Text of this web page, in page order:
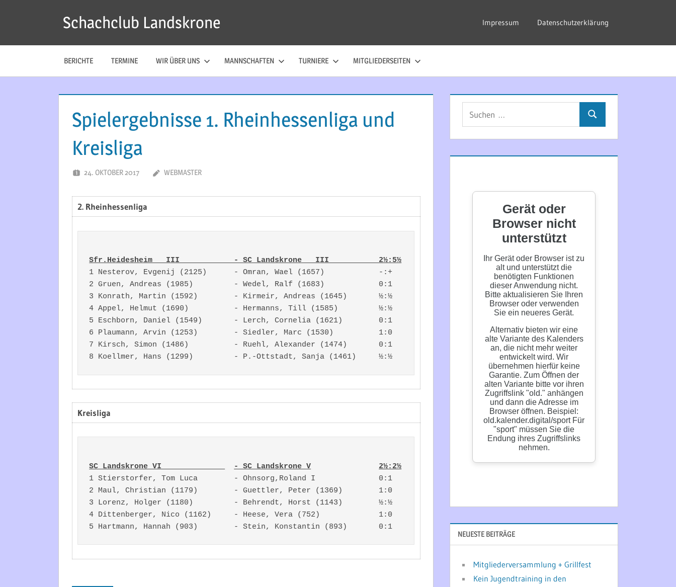
Schachclub Landskrone Impressum Datenschutzerklärung
BERICHTE TERMINE WIR ÜBER UNS MANNSCHAFTEN TURNIERE MITGLIEDERSEITEN
Spielergebnisse 1. Rheinhessenliga und
Kreisliga
24. OKTOBER 2017 WEBMASTER
2. Rheinhessenliga
Sfr.Heidesheim   III            - SC Landskrone   III           2½:5½
1 Nesterov, Evgenij (2125)      - Omran, Wael (1657)            -:+
2 Gruen, Andreas (1985)         - Wedel, Ralf (1683)            0:1
3 Konrath, Martin (1592)        - Kirmeir, Andreas (1645)       ½:½
4 Appel, Helmut (1690)          - Hermanns, Till (1585)         ½:½
5 Eschborn, Daniel (1549)       - Lerch, Cornelia (1621)        0:1
6 Plaumann, Arvin (1253)        - Siedler, Marc (1530)          1:0
7 Kirsch, Simon (1486)          - Ruehl, Alexander (1474)       0:1
Kreisliga
SC Landskrone VI              	- SC Landskrone V		2½:2½
1 Stierstorfer, Tom Luca        - Ohnsorg,Roland I              0:1
2 Maul, Christian (1179)        - Guettler, Peter (1369)        1:0
3 Lorenz, Holger (1180)         - Behrendt, Horst (1143)        ½:½
4 Dittenberger, Nico (1162)     - Heese, Vera (752)             1:0
5 Hartmann, Hannah (903)        - Stein, Konstantin (893)       0:1
Suchen
NEUESTE BEITRÄGE
Mitgliederversammlung + Grillfest
Kein Jugendtraining in den